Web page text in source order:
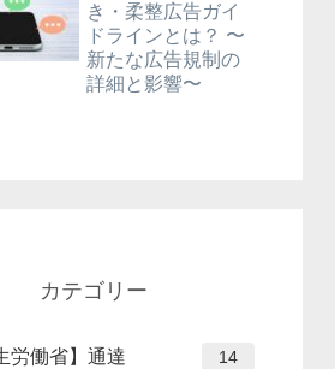
き・柔整広告ガイ
ドラインとは？ 〜
新たな広告規制の
詳細と影響〜
カテゴリー
労働省】通達 14